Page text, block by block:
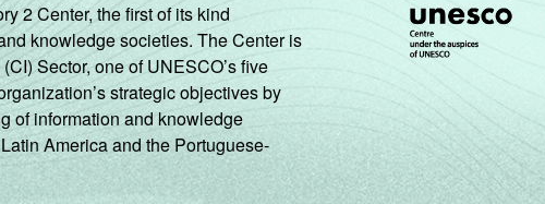
2 Center, the first of its kind
knowledge societies. The Center is
Sector, one of UNESCO’s five
strategic objectives by
of information and knowledge
America and the Portuguese-